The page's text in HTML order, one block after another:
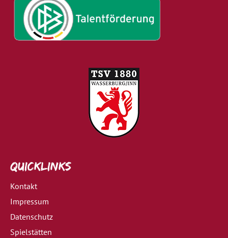
Quicklinks
Kontakt
Impressum
Datenschutz
Spielstätten